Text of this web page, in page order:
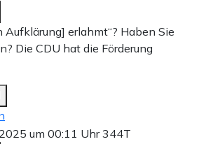
Aufklärung] erlahmt“? Haben Sie
Die CDU hat die Förderung
um 00:11 Uhr344T